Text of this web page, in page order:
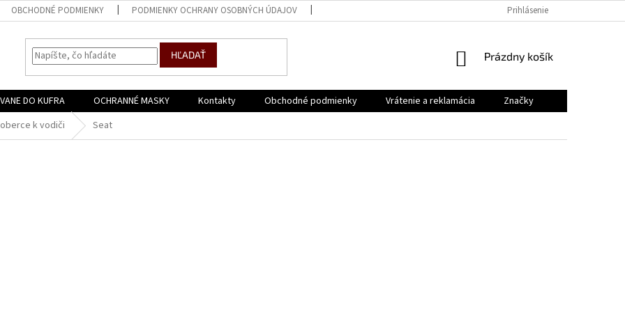
OBCHODNÉ PODMIENKY PODMIENKY OCHRANY OSOBNÝCH ÚDAJOV Prihlásenie
HĽADAŤ
NÁKUPNÝ
Prázdny košík
VANE DO KUFRA OCHRANNÉ MASKY Kontakty Obchodné podmienky Vrátenie a reklamácia
Značky
k vodiči Seat